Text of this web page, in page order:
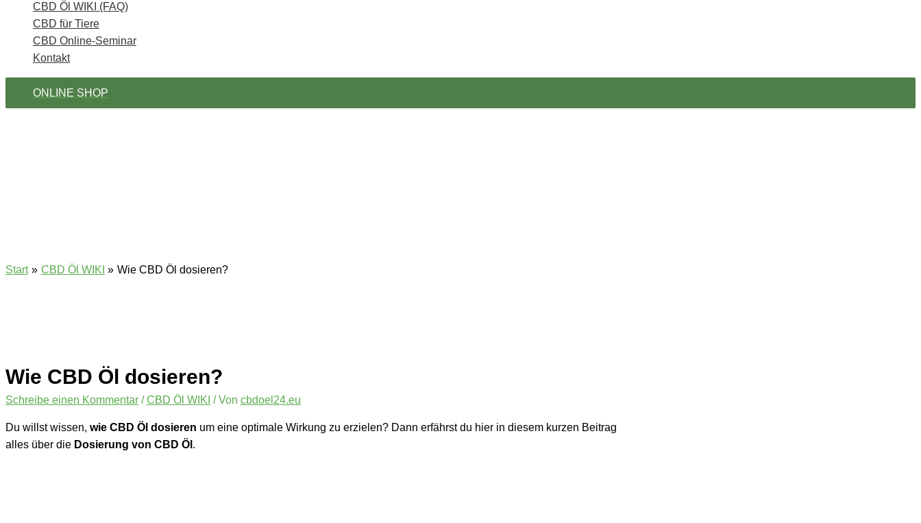
CBD Öl WIKI (FAQ)
CBD für Tiere
CBD Online-Seminar
Kontakt
ONLINE SHOP
Start CBD Öl WIKI Wie CBD Öl dosieren?
Wie CBD Öl dosieren?
Schreibe einen Kommentar /CBD Öl WIKI / Von cbdoel24.eu
Du willst wissen, wie CBD Öl dosieren um eine optimale Wirkung zu erzielen? Dann erfährst du hier in diesem kurzen Beitrag
alles über die Dosierung von CBD Öl .